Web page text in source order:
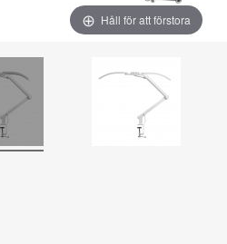
Håll för att förstora